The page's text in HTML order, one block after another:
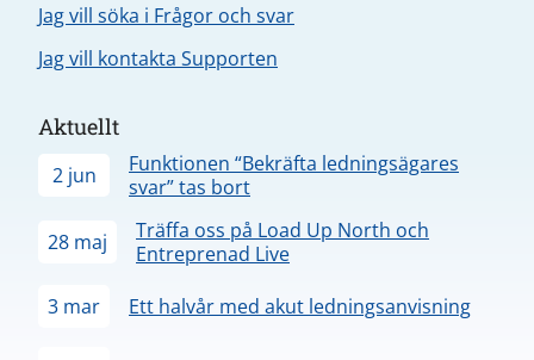
Jag vill söka i Frågor och svar
Jag vill kontakta Supporten
Aktuellt
2 jun
Funktionen “Bekräfta ledningsägares
svar” tas bort
28 maj
Träffa oss på Load Up North och
Entreprenad Live
3 mar
Ett halvår med akut ledningsanvisning